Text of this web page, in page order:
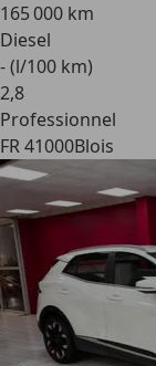
165 000 km
Diesel
- (l/100 km)
2,8
Professionnel
FR 41000Blois